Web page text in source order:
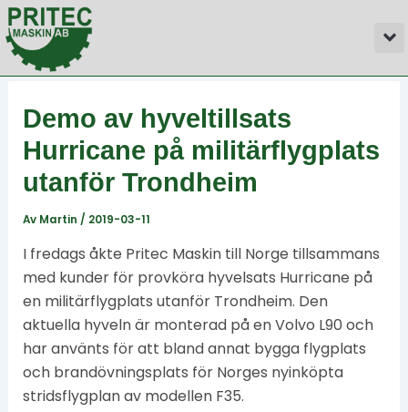
Hoppa
till
innehåll
Demo av hyveltillsats
Hurricane på militärflygplats
utanför Trondheim
Av Martin / 2019-03-11
I fredags åkte Pritec Maskin till Norge tillsammans
med kunder för provköra hyvelsats Hurricane på
en militärflygplats utanför Trondheim. Den
aktuella hyveln är monterad på en Volvo L90 och
har använts för att bland annat bygga flygplats
och brandövningsplats för Norges nyinköpta
stridsflygplan av modellen F35.
Inläggsnavigering